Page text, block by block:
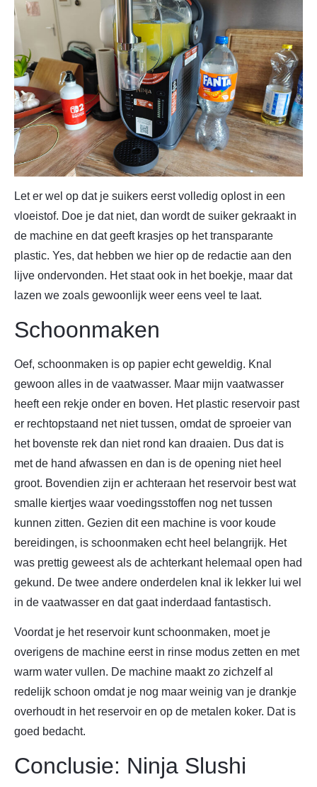
Let er wel op dat je suikers eerst volledig oplost in een
vloeistof. Doe je dat niet, dan wordt de suiker gekraakt in
de machine en dat geeft krasjes op het transparante
plastic. Yes, dat hebben we hier op de redactie aan den
lijve ondervonden. Het staat ook in het boekje, maar dat
lazen we zoals gewoonlijk weer eens veel te laat.
Schoonmaken
Oef, schoonmaken is op papier echt geweldig. Knal
gewoon alles in de vaatwasser. Maar mijn vaatwasser
heeft een rekje onder en boven. Het plastic reservoir past
er rechtopstaand net niet tussen, omdat de sproeier van
het bovenste rek dan niet rond kan draaien. Dus dat is
met de hand afwassen en dan is de opening niet heel
groot. Bovendien zijn er achteraan het reservoir best wat
smalle kiertjes waar voedingsstoffen nog net tussen
kunnen zitten. Gezien dit een machine is voor koude
bereidingen, is schoonmaken echt heel belangrijk. Het
was prettig geweest als de achterkant helemaal open had
gekund. De twee andere onderdelen knal ik lekker lui wel
in de vaatwasser en dat gaat inderdaad fantastisch.
Voordat je het reservoir kunt schoonmaken, moet je
overigens de machine eerst in rinse modus zetten en met
warm water vullen. De machine maakt zo zichzelf al
redelijk schoon omdat je nog maar weinig van je drankje
overhoudt in het reservoir en op de metalen koker. Dat is
goed bedacht.
Conclusie: Ninja Slushi